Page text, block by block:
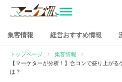
ン
テ
ン
ツ
マーケ畑
集客情報 経営おすすめ情報
トップページ
集客情報
【マーケターが分析！】合コンで盛り上が
は？